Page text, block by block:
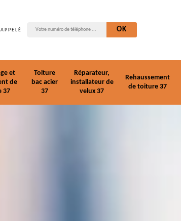
et
de
37
Toiture
bac acier
37
Réparateur,
installateur de
velux 37
Rehaussement
de toiture 37